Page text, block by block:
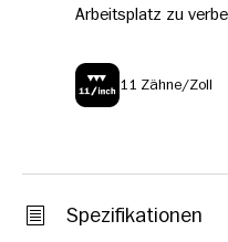
Arbeitsplatz zu
11 Zähne/Zoll
Spezifikationen